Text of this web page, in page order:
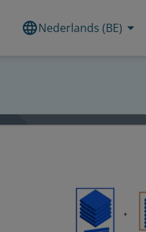
Nederlands (BE)